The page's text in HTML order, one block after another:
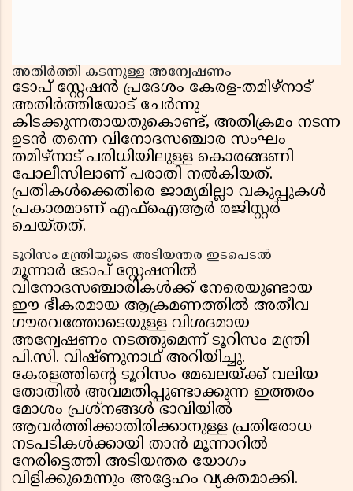
അതിർത്തി കടന്നുള്ള അന്വേഷണം
ടോപ് സ്റ്റേഷൻ പ്രദേശം കേരള-തമിഴ്‌നാട്
അതിർത്തിയോട് ചേർന്നു
കിടക്കുന്നതായതുകൊണ്ട്, അതിക്രമം നടന്ന
ഉടൻ തന്നെ വിനോദസഞ്ചാര സംഘം
തമിഴ്‌നാട് പരിധിയിലുള്ള കൊരങ്ങണി
പോലീസിലാണ് പരാതി നൽകിയത്.
പ്രതികൾക്കെതിരെ ജാമ്യമില്ലാ വകുപ്പുകൾ
പ്രകാരമാണ് എഫ്ഐആർ രജിസ്റ്റർ
ചെയ്തത്.
ടൂറിസം മന്ത്രിയുടെ അടിയന്തര ഇടപെടൽ
മൂന്നാർ ടോപ് സ്റ്റേഷനിൽ
വിനോദസഞ്ചാരികൾക്ക് നേരെയുണ്ടായ
ഈ ഭീകരമായ ആക്രമണത്തിൽ അതീവ
ഗൗരവത്തോടെയുള്ള വിശദമായ
അന്വേഷണം നടത്തുമെന്ന് ടൂറിസം മന്ത്രി
പി.സി. വിഷ്ണുനാഥ് അറിയിച്ചു.
കേരളത്തിന്റെ ടൂറിസം മേഖലയ്ക്ക് വലിയ
തോതിൽ അവമതിപ്പുണ്ടാക്കുന്ന ഇത്തരം
മോശം പ്രശ്‌നങ്ങൾ ഭാവിയിൽ
ആവർത്തിക്കാതിരിക്കാനുള്ള പ്രതിരോധ
നടപടികൾക്കായി താൻ മൂന്നാറിൽ
നേരിട്ടെത്തി അടിയന്തര യോഗം
വിളിക്കുമെന്നും അദ്ദേഹം വ്യക്തമാക്കി.